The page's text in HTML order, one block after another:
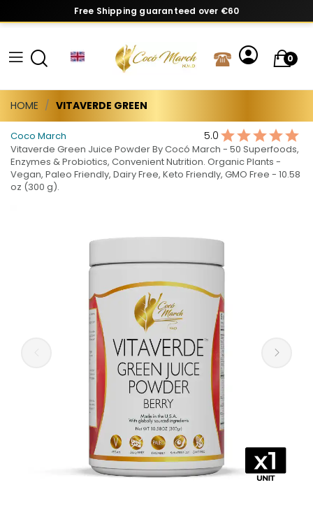
Free Shipping guaranteed over €60
0
HOME VITAVERDE GREEN
Coco March 5.0
Vitaverde Green Juice Powder By Cocó March - 50 Superfoods,
Enzymes & Probiotics, Convenient Nutrition. Organic Plants -
Vegan, Paleo Friendly, Dairy Free, Keto Friendly, GMO Free - 10.58
oz (300 g).